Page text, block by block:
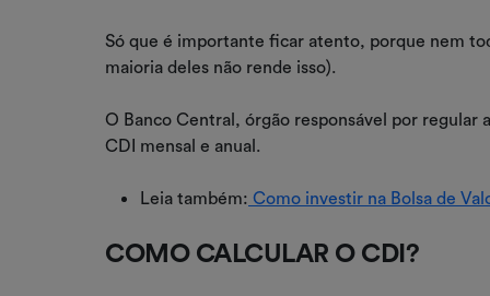
Só que é importante ficar atento, porque nem
maioria deles não rende isso).
O Banco Central, órgão responsável por
CDI mensal e anual.
Leia também: Como investir na Bolsa de
COMO CALCULAR O CDI?